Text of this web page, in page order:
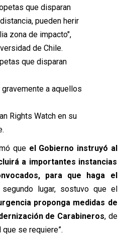
que disparan
a aquellos
Rights Watch en su
que el Gobierno instruyó al
a importantes instancias
para que haga el
lugar, sostuvo que el
proponga medidas de
de Carabineros, de
se requiere”.